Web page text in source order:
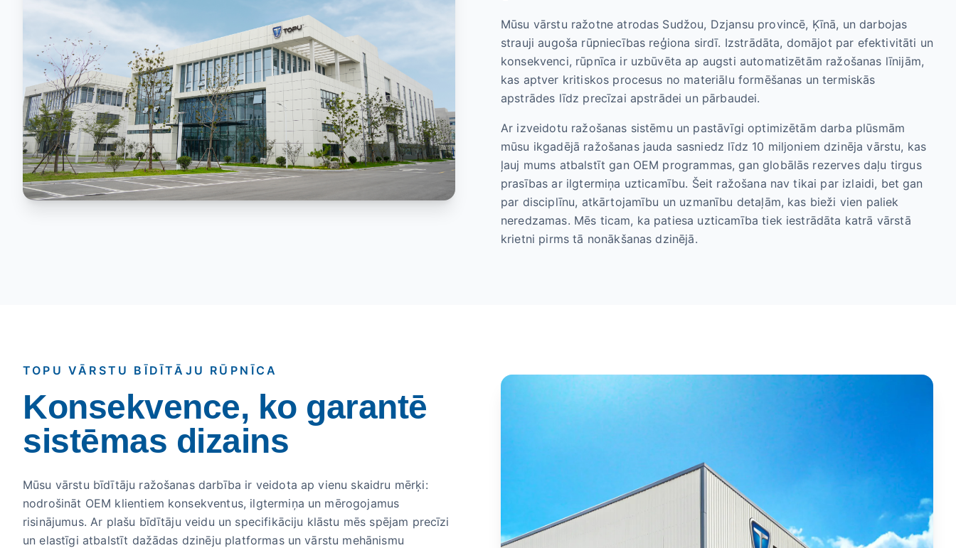
Mūsu vārstu ražotne atrodas Sudžou, Dzjansu provincē, Ķīnā, un darbojas
strauji augoša rūpniecības reģiona sirdī. Izstrādāta, domājot par efektivitāti un
konsekvenci, rūpnīca ir uzbūvēta ap augsti automatizētām ražošanas līnijām,
kas aptver kritiskos procesus no materiālu formēšanas un termiskās
apstrādes līdz precīzai apstrādei un pārbaudei.
Ar izveidotu ražošanas sistēmu un pastāvīgi optimizētām darba plūsmām
mūsu ikgadējā ražošanas jauda sasniedz līdz 10 miljoniem dzinēja vārstu, kas
ļauj mums atbalstīt gan OEM programmas, gan globālās rezerves daļu tirgus
prasības ar ilgtermiņa uzticamību. Šeit ražošana nav tikai par izlaidi, bet gan
par disciplīnu, atkārtojamību un uzmanību detaļām, kas bieži vien paliek
neredzamas. Mēs ticam, ka patiesa uzticamība tiek iestrādāta katrā vārstā
krietni pirms tā nonākšanas dzinējā.
TOPU VĀRSTU BĪDĪTĀJU RŪPNĪCA
Konsekvence, ko garantē
sistēmas dizains
Mūsu vārstu bīdītāju ražošanas darbība ir veidota ap vienu skaidru mērķi:
nodrošināt OEM klientiem konsekventus, ilgtermiņa un mērogojamus
risinājumus. Ar plašu bīdītāju veidu un specifikāciju klāstu mēs spējam precīzi
un elastīgi atbalstīt dažādas dzinēju platformas un vārstu mehānismu